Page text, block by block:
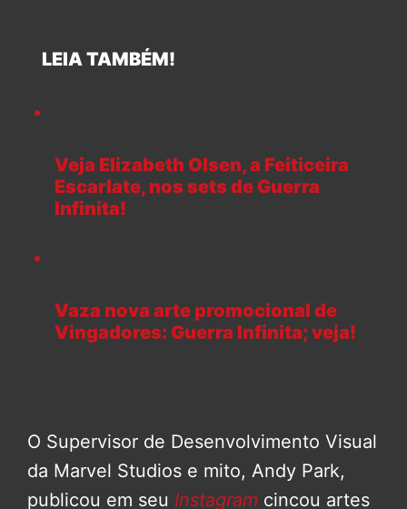
LEIA TAMBÉM!
Veja Elizabeth Olsen, a Feiticeira
Escarlate, nos sets de Guerra
Infinita!
Vaza nova arte promocional de
Vingadores: Guerra Infinita; veja!
O Supervisor de Desenvolvimento Visual
da Marvel Studios e mito, Andy Park,
publicou em seu Instagram cincou artes